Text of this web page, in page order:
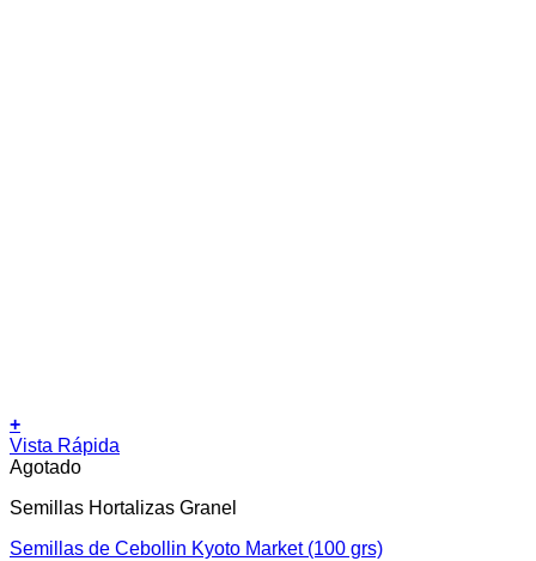
+
Vista Rápida
Agotado
Semillas Hortalizas Granel
Semillas de Cebollin Kyoto Market (100 grs)